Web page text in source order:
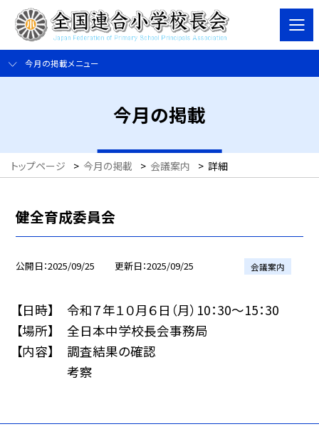
今月の掲載メニュー
今月の掲載
トップページ > 今月の掲載 > 会議案内 > 詳細
健全育成委員会
公開日 2025/09/25 更新日 2025/09/25 会議案内
【日時】 令和７年１０月６日（月）10：30〜15：30
【場所】 全日本中学校長会事務局
【内容】 調査結果の確認
考察